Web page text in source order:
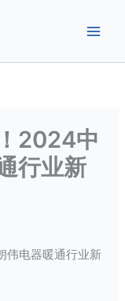
2024中
行业新
伟电器暖通行业新